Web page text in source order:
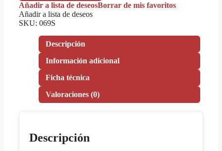
Añadir a lista de deseosBorrar de mis favoritos
Añadir a lista de deseos
SKU: 069S
Descripción
Información adicional
Ficha técnica
Valoraciones (0)
Descripción